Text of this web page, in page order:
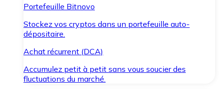
Portefeuille Bitnovo
Stockez vos cryptos dans un portefeuille auto-
dépositaire.
Achat récurrent (DCA)
Accumulez petit à petit sans vous soucier des
fluctuations du marché.